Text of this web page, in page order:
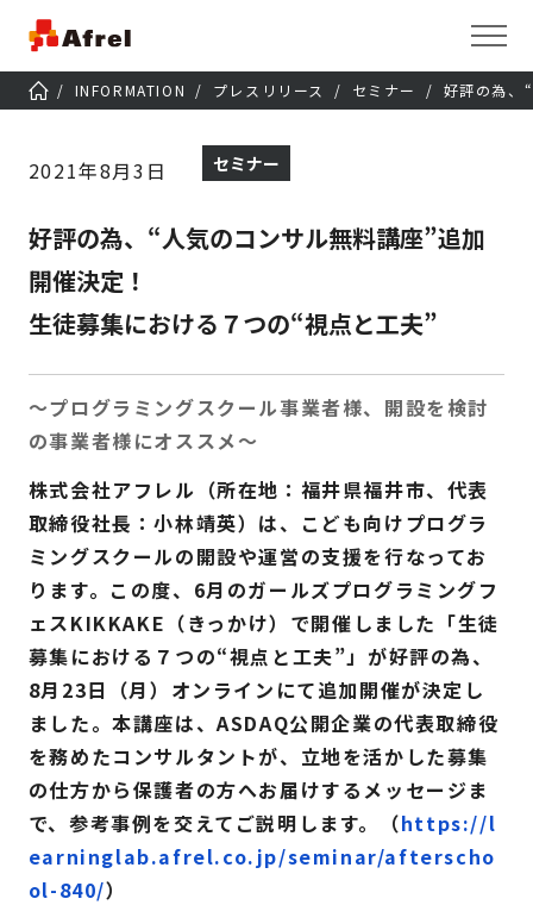
INFORMATION プレスリリース セミナー 好評の為、
2021年8月3日 セミナー
好評の為、“人気のコンサル無料講座”追加
開催決定！
生徒募集における７つの“視点と工夫”
～プログラミングスクール事業者様、開設を検討
の事業者様にオススメ～
株式会社アフレル（所在地：福井県福井市、代表
取締役社長：小林靖英）は、こども向けプログラ
ミングスクールの開設や運営の支援を行なってお
ります。この度、6月のガールズプログラミングフ
ェスKIKKAKE（きっかけ）で開催しました「生徒
募集における７つの“視点と工夫”」が好評の為、
8月23日（月）オンラインにて追加開催が決定し
ました。本講座は、ASDAQ公開企業の代表取締役
を務めたコンサルタントが、立地を活かした募集
の仕方から保護者の方へお届けするメッセージま
で、参考事例を交えてご説明します。（https://l
earninglab.afrel.co.jp/seminar/afterscho
ol-840/）